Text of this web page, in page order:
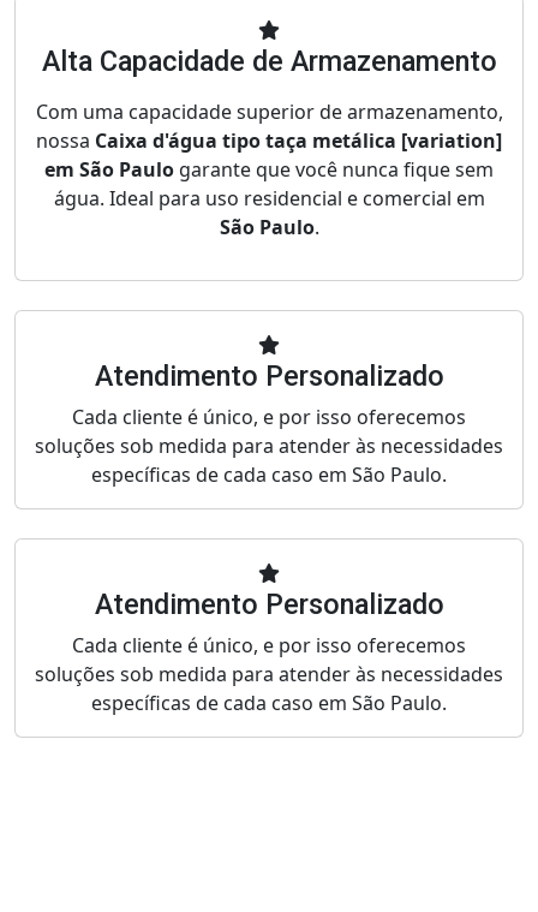
Alta Capacidade de Armazenamento
Com uma capacidade superior de armazenamento,
nossa Caixa d'água tipo taça metálica [variation]
em São Paulo garante que você nunca fique sem
água. Ideal para uso residencial e comercial em
São Paulo.
Atendimento Personalizado
Cada cliente é único, e por isso oferecemos
soluções sob medida para atender às necessidades
específicas de cada caso em São Paulo.
Atendimento Personalizado
Cada cliente é único, e por isso oferecemos
soluções sob medida para atender às necessidades
específicas de cada caso em São Paulo.